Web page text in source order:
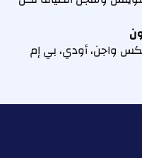
واجن، أودي، بي إم